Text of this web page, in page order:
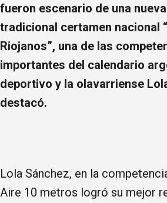
fueron escenario de una
tradicional certamen nacional
Riojanos”, una de las
importantes del calendario
deportivo y la olavarriense
destacó.
Lola Sánchez, en la
Aire 10 metros logró su mejor